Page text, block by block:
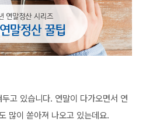
고 있습니다. 연말이 다가오면서 연
많이 쏟아져 나오고 있는데요.